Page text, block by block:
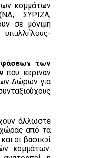
κομμάτων
ΣΥΡΙΖΑ,
σε μόνιμη
των
που έκριναν
Δώρων για
άλλωστε
από τα
οι βασικοί
κομμάτων.